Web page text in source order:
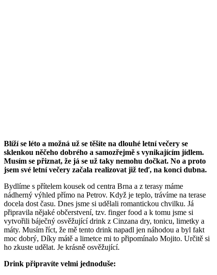
Blíží se léto a možná už se těšíte na dlouhé letní večery se
sklenkou něčeho dobrého a samozřejmě s vynikajícím jídlem.
Musím se přiznat, že já se už taky nemohu dočkat. No a proto
jsem své letní večery začala realizovat již teď, na konci dubna.
Bydlíme s přítelem kousek od centra Brna a z terasy máme
nádherný výhled přímo na Petrov. Když je teplo, trávíme na terase
docela dost času. Dnes jsme si udělali romantickou chvilku. Já
připravila nějaké občerstvení, tzv. finger food a k tomu jsme si
vytvořili báječný osvěžující drink z Cinzana dry, tonicu, limetky a
máty. Musím říct, že mě tento drink napadl jen náhodou a byl fakt
moc dobrý, Díky mátě a limetce mi to připomínalo Mojito. Určitě si
ho zkuste udělat. Je krásně osvěžující.
Drink připravíte velmi jednoduše: